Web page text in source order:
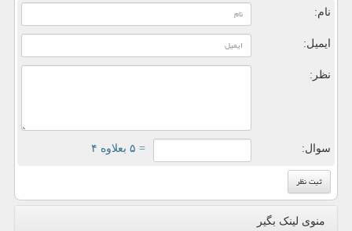
نام:
ایمیل:
نظر:
سوال: = ۵ بعلاوه ۴
منوی لینک بگیر